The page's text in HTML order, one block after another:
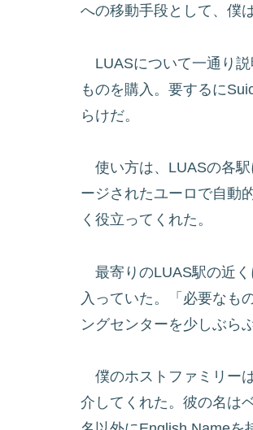
への移動手段として、僕
LUASについて一通り説
ものを購入。要するに
らけだ。
使い方は、LUASの各駅
ージされたユーロで自動
く役立ってくれた。
最寄りのLUAS駅の近く
入っていた。「必要なも
ングセンターを少しぶら
僕のホストファミリー
介してくれた。彼の名は